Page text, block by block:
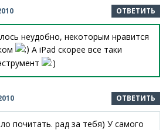
ОТВЕТИТЬ
неудобно, некоторым нравится
А iPad скорее все таки
ОТВЕТИТЬ
почитать. рад за тебя) У самого